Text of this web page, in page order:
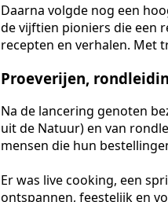
Daarna volgde nog een
de vijftien pioniers die een
recepten en verhalen. Met
Proeverijen,
Na de lancering genoten
uit de Natuur) en van
mensen die hun
Er was live cooking, een
ontspannen, feestelijk en